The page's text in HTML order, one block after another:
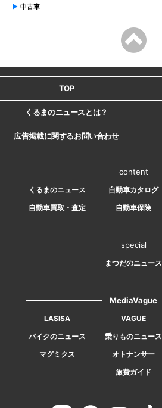
中古車
TOP
くるまのニュースとは？
広告掲載に関するお問い合わせ
content
くるまのニュース 自動車カタログ
自動車買取・査定
自動車保険
special
まつだのニュース
MediaVague
LASISA VAGUE
バイクのニュース
乗りものニュース
マグミクス
オトナンサー
旅費ガイド